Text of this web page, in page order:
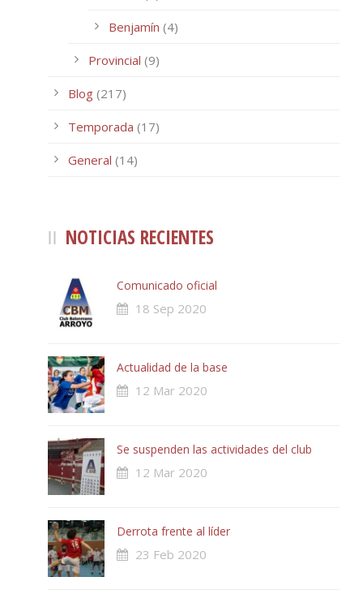
Benjamín (4)
Provincial (9)
Blog (217)
Temporada (17)
General (14)
NOTICIAS RECIENTES
Comunicado oficial
18 Sep 2020
Actualidad de la base
12 Mar 2020
Se suspenden las actividades del club
12 Mar 2020
Derrota frente al líder
23 Feb 2020